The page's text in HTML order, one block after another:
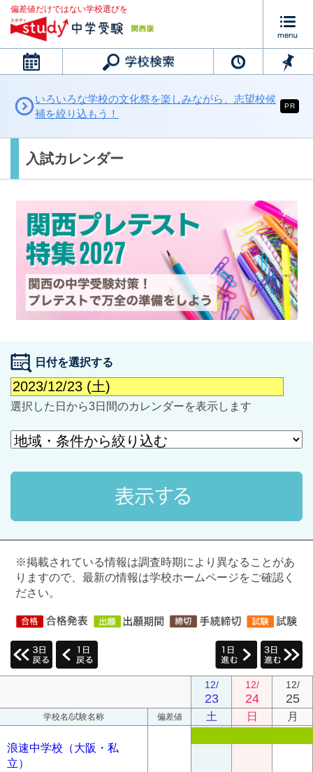
偏差値だけではない学校選びを
カレンダー
最近見た学校
学校閲覧履歴はありません
ブックマークした学校
ブックマークした学校はありません
いろいろな学校の文化祭を楽しみながら、志望校候
補を絞り込もう！
PR
入試カレンダー
日付を選択する
選択した日から3日間のカレンダーを表示します
※掲載されている情報は調査時期により異なることがあ
りますので、最新の情報は学校ホームページをご確認く
ださい。
12/
23
12/
24
12/
25
学校名/試験名称 偏差値 土 日 月
浪速中学校（大阪・私
立）